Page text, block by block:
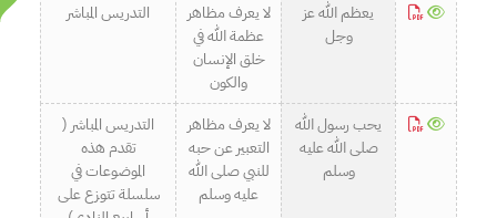
يعظم الله عز
وجل
لا يعرف مظاهر
عظمة الله في
خلق الإنسان
والكون
التدريس المباشر
يحب رسول الله
صلى الله عليه
وسلم
لا يعرف مظاهر
التعبير عن حبه
للنبي صلى الله
عليه وسلم
التدريس المباشر (
تقدم هذه
الموضوعات في
سلسلة تتوزع على